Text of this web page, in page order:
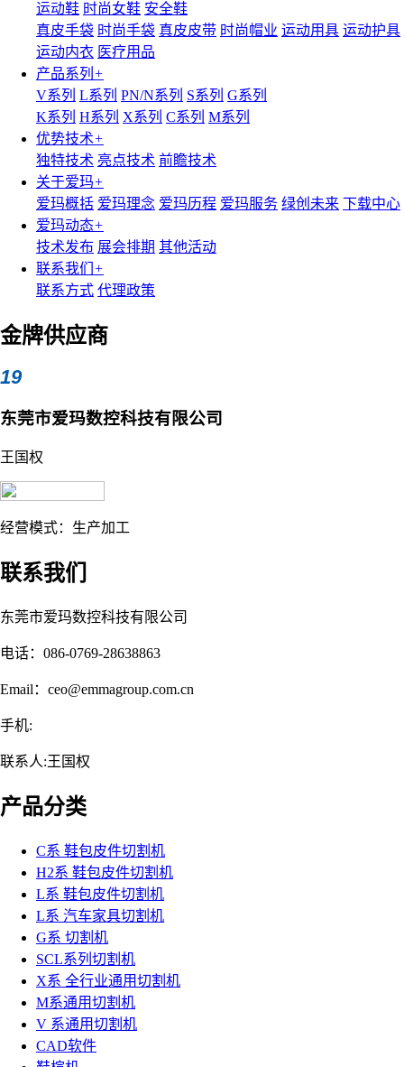
运动鞋 时尚女鞋 安全鞋
真皮手袋 时尚手袋 真皮皮带 时尚帽业 运动用具 运动护具
运动内衣 医疗用品
产品系列 +
V系列 L系列 PN/N系列 S系列 G系列
K系列 H系列 X系列 C系列 M系列
优势技术+
独特技术 亮点技术 前瞻技术
关于爱玛+
爱玛概括 爱玛理念 爱玛历程 爱玛服务 绿创未来 下载中心
爱玛动态+
技术发布 展会排期 其他活动
联系我们 +
联系方式 代理政策
金牌供应商
19
东莞市爱玛数控科技有限公司
王国权
经营模式：生产加工
联系我们
东莞市爱玛数控科技有限公司
电话：086-0769-28638863
Email：ceo@emmagroup.com.cn
手机:
联系人:王国权
产品分类
C系 鞋包皮件切割机
H2系 鞋包皮件切割机
L系 鞋包皮件切割机
L系 汽车家具切割机
G系 切割机
SCL系列切割机
X系 全行业通用切割机
M系通用切割机
V 系通用切割机
CAD软件